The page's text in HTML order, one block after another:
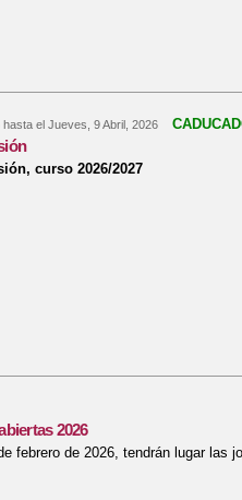
hasta el Jueves, 9 Abril, 2026
curso 2026/2027
2026
febrero de 2026, tendrán lugar las